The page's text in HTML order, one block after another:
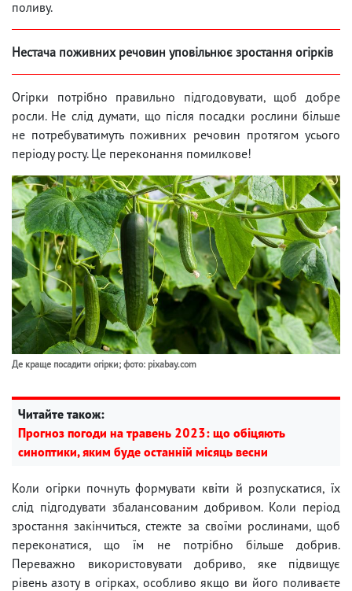
поливу.
Нестача поживних речовин уповільнює зростання огірків
Огірки потрібно правильно підгодовувати, щоб добре
росли. Не слід думати, що після посадки рослини більше
не потребуватимуть поживних речовин протягом усього
періоду росту. Це переконання помилкове!
Де краще посадити огірки; фото: pixabay.com
Читайте також:
Прогноз погоди на травень 2023: що обіцяють
синоптики, яким буде останній місяць весни
Коли огірки почнуть формувати квіти й розпускатися, їх
слід підгодувати збалансованим добривом. Коли період
зростання закінчиться, стежте за своїми рослинами, щоб
переконатися, що їм не потрібно більше добрив.
Переважно використовувати добриво, яке підвищує
рівень азоту в огірках, особливо якщо ви його поливаєте